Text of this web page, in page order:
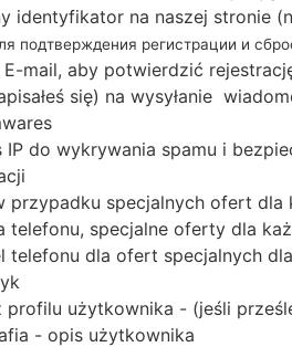
Cortex-A53
Qualcomm
MSM8939
Snapdragon 615
1.5GB
Buy accessories on
Strona startowa Seria LG
identyfikator na naszej stronie
подтверждения регистрации и
mail, aby potwierdzić
się) na wysyłanie
IP do wykrywania spamu i
przypadku specjalnych ofert
telefonu, specjalne oferty dla
telefonu dla ofert specjalnych
profilu użytkownika - (jeśli
- opis użytkownika